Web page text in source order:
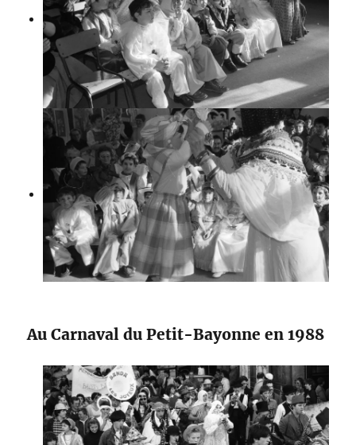
Au Carnaval du Petit-Bayonne en 1988